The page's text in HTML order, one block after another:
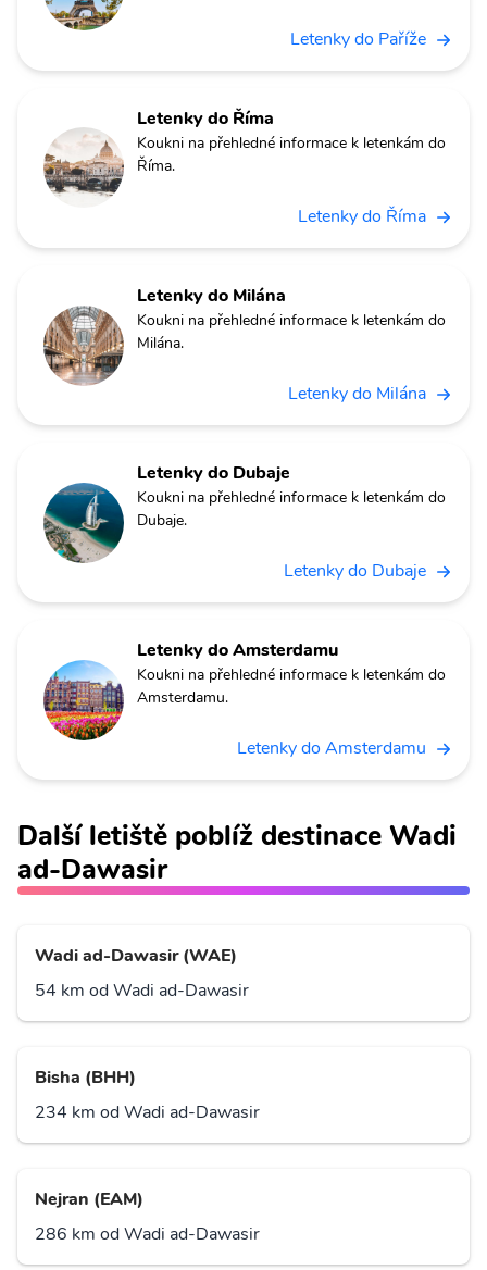
Letenky do Paříže
Letenky do Říma
Koukni na přehledné informace k letenkám do
Říma.
Letenky do Říma
Letenky do Milána
Koukni na přehledné informace k letenkám do
Milána.
Letenky do Milána
Letenky do Dubaje
Koukni na přehledné informace k letenkám do
Dubaje.
Letenky do Dubaje
Letenky do Amsterdamu
Koukni na přehledné informace k letenkám do
Amsterdamu.
Letenky do Amsterdamu
Další letiště poblíž destinace Wadi
ad-Dawasir
Wadi ad-Dawasir (WAE)
54 km od Wadi ad-Dawasir
Bisha (BHH)
234 km od Wadi ad-Dawasir
Nejran (EAM)
286 km od Wadi ad-Dawasir